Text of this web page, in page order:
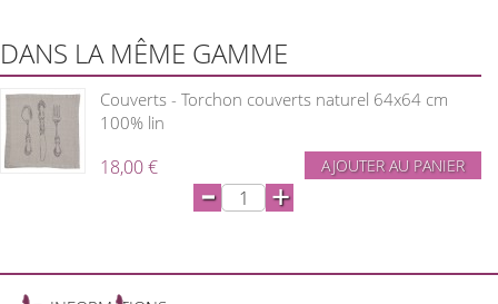
DANS LA MÊME GAMME
Couverts - Torchon couverts naturel 64x64 cm
100% lin
18,00 € AJOUTER AU PANIER
- +